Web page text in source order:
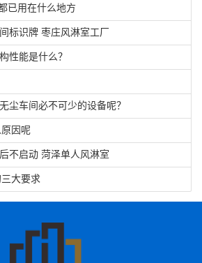
已用在什么地方
标识牌 枣庄风淋室工厂
性能是什么？
尘车间必不可少的设备呢？
因呢
不启动 菏泽单人风淋室
大要求